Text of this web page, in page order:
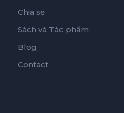
Chia sẻ
Sách và Tác phẩm
Blog
Contact